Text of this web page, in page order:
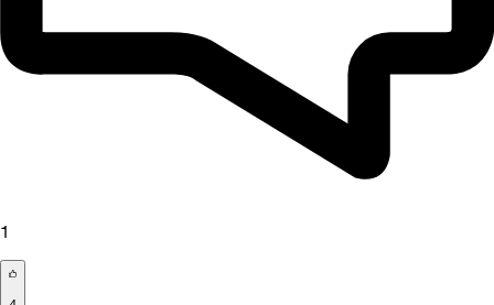
1